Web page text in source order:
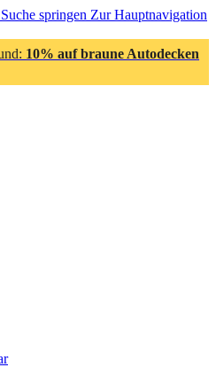
springen Zur Hauptnavigation
10% auf braune Autodecken